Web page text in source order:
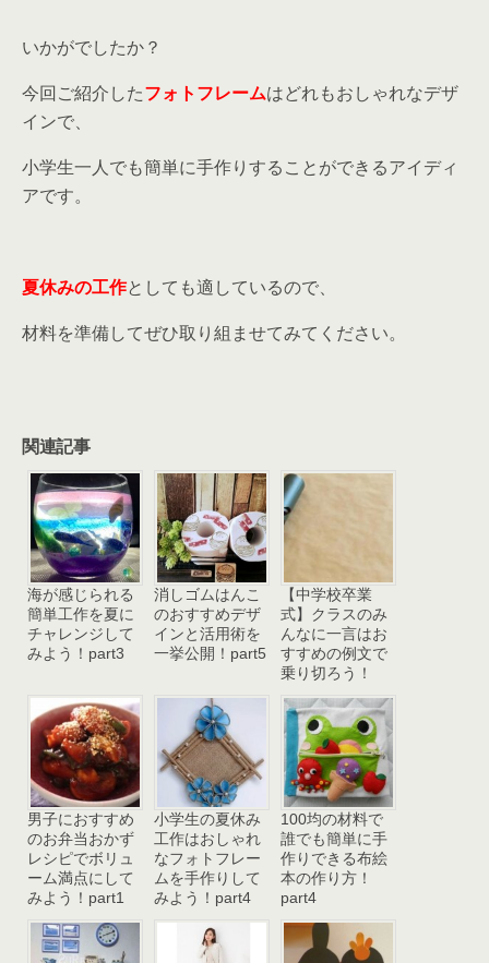
いかがでしたか？
今回ご紹介したフォトフレームはどれもおしゃれなデザ
インで、
小学生一人でも簡単に手作りすることができるアイディ
アです。
夏休みの工作としても適しているので、
材料を準備してぜひ取り組ませてみてください。
関連記事
海が感じられる
簡単工作を夏に
チャレンジして
みよう！part3
消しゴムはんこ
のおすすめデザ
インと活用術を
一挙公開！part5
【中学校卒業
式】クラスのみ
んなに一言はお
すすめの例文で
乗り切ろう！
男子におすすめ
のお弁当おかず
レシピでボリュ
ーム満点にして
みよう！part1
小学生の夏休み
工作はおしゃれ
なフォトフレー
ムを手作りして
みよう！part4
100均の材料で
誰でも簡単に手
作りできる布絵
本の作り方！
part4